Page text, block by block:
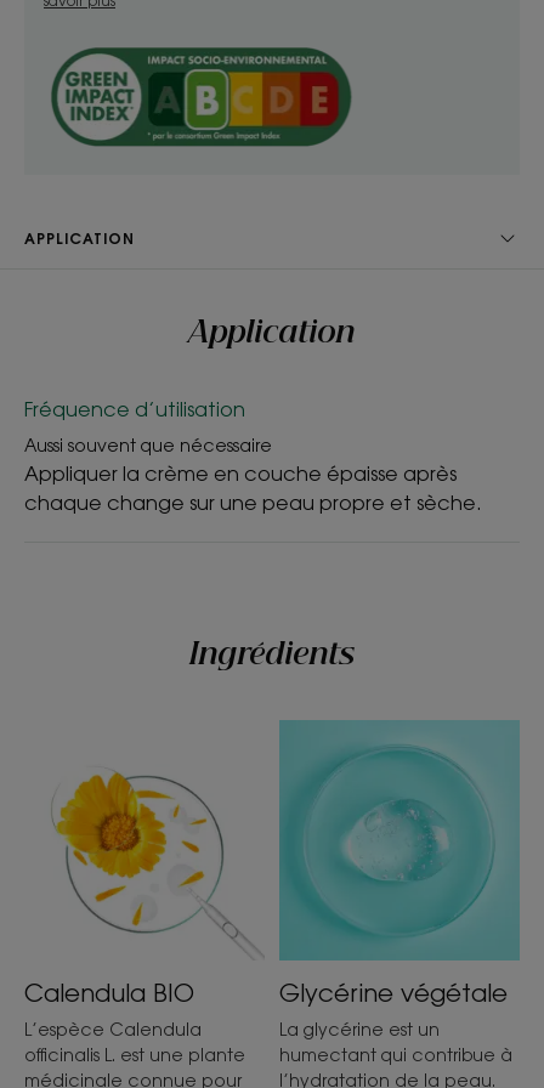
- Apaise et nourrit : la texture épaisse et crémeuse
de la crème change procure soin et confort au
fessier de bébé, pour un soulagement dès les
premières applications.
- Protège : la crème contient de la glycérine
TEXTURE
Avec sa formule crémeuse sans parfum, la crème
Sans parfum
*favorise la réparation de l'épiderme
APPLICATION
Application
Fréquence d’utilisation
Aussi souvent que nécessaire
Appliquer la crème en couche épaisse après
chaque change sur une peau propre et sèche.
Ingrédients
Calendula BIO
L’espèce Calendula
officinalis L. est une plante
médicinale connue pour
Glycérine végétale
La glycérine est un
humectant qui contribue à
l’hydratation de la peau.